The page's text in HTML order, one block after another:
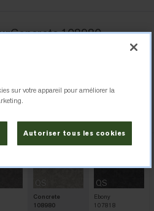
Concrete 108980
108982
107066
QS
Concrete
108980
QS
Ebony
107818
sur votre appareil pour améliorer la
Autoriser tous les cookies